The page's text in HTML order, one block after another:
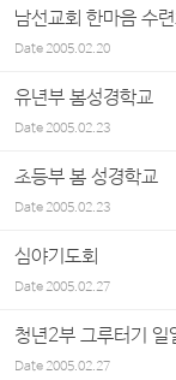
남선교회 한마음 수련
Date2005.02.20
유년부 봄성경학교
Date2005.02.23
초등부 봄 성경학교
Date2005.02.23
심야기도회
Date2005.02.27
청년2부 그루터기
Date2005.02.27